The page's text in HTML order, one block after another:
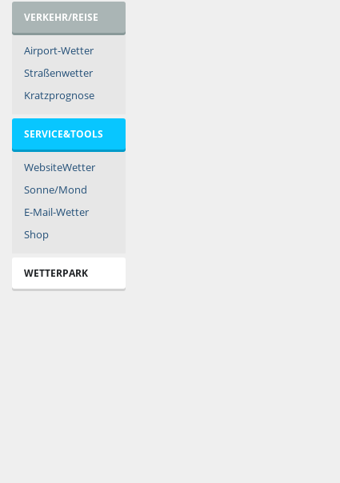
VERKEHR/REISE
Airport-Wetter
Straßenwetter
Kratzprognose
SERVICE&TOOLS
WebsiteWetter
Sonne/Mond
E-Mail-Wetter
Shop
WETTERPARK